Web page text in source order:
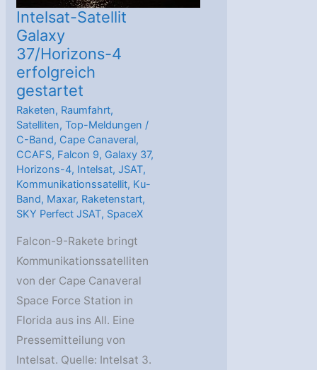
SES
Intelsat-Satellit
Galaxy
37/Horizons-4
erfolgreich
gestartet
Raketen, Raumfahrt,
Satelliten,Top-Meldungen /
C-Band, Cape Canaveral,
CCAFS, Falcon 9, Galaxy 37,
Horizons-4, Intelsat,JSAT,
Kommunikationssatellit, Ku-
Band, Maxar, Raketenstart,
SKY Perfect JSAT, SpaceX
Falcon-9-Rakete bringt
Kommunikationssatelliten
von der Cape Canaveral
Space Force Station in
Florida aus ins All. Eine
Pressemitteilung von
Intelsat. Quelle: Intelsat 3.